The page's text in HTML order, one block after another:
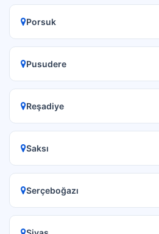
Porsuk
Pusudere
Reşadiye
Saksı
Serçeboğazı